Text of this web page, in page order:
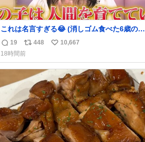
これは名言すぎる😂 (消しゴム食べた6歳の弟
を思い出しながら)
返
信
数
19
リ
ポ
ス
ト
数
448
い
ね
数
10,667
18時間前